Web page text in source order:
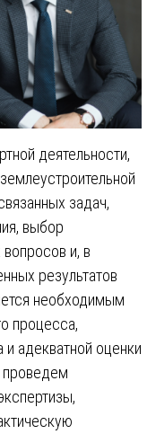
деятельности,
задач,
выбор
и, в
результатов
необходимым
процесса,
адекватной оценки
проведем